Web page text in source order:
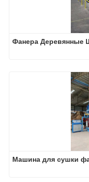
Фанера Деревянные
Машина для сушки